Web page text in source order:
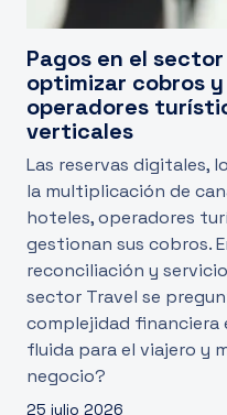
Pagos en el
optimizar cobros
operadores
verticales
Las reservas digitales,
la multiplicación de
hoteles, operadores
gestionan sus cobros.
reconciliación y
sector Travel se
complejidad financiera
fluida para el viajero y
negocio?
25 julio 2026